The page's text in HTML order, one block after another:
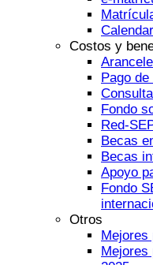
Costos y
Pago
Fondo
Red-
Becas
Becas
Apoyo
Fondo
Otros
Mejores
Mejores